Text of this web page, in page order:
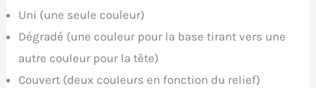
Uni (une seule couleur)
Dégradé (une couleur pour la base tirant vers une
autre couleur pour la tête)
Couvert (deux couleurs en fonction du relief)